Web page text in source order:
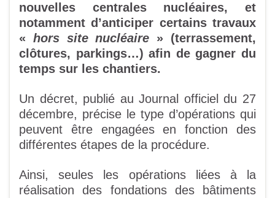
nouvelles centrales nucléaires, et
notamment d’anticiper certains travaux
« hors site nucléaire » (terrassement,
clôtures, parkings…) afin de gagner du
temps sur les chantiers.
Un décret, publié au Journal officiel du 27
décembre, précise le type d’opérations qui
peuvent être engagées en fonction des
différentes étapes de la procédure.
Ainsi, seules les opérations liées à la
réalisation des fondations des bâtiments